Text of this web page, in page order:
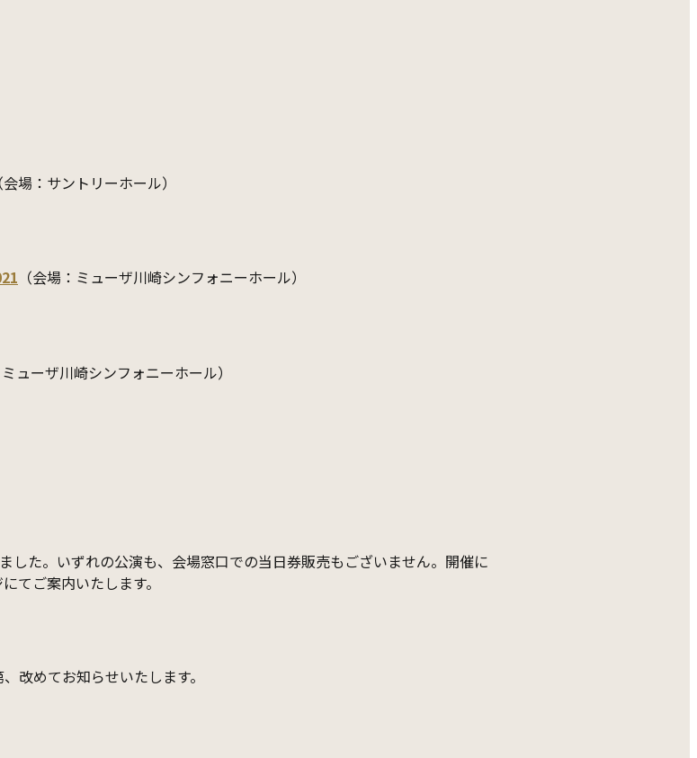
（会場：サントリーホール）
（会場：ミューザ川崎シンフォニーホール）
ミューザ川崎シンフォニーホール）
した。いずれの公演も、会場窓口での当日券販売もございません。開催に
てご案内いたします。
改めてお知らせいたします。